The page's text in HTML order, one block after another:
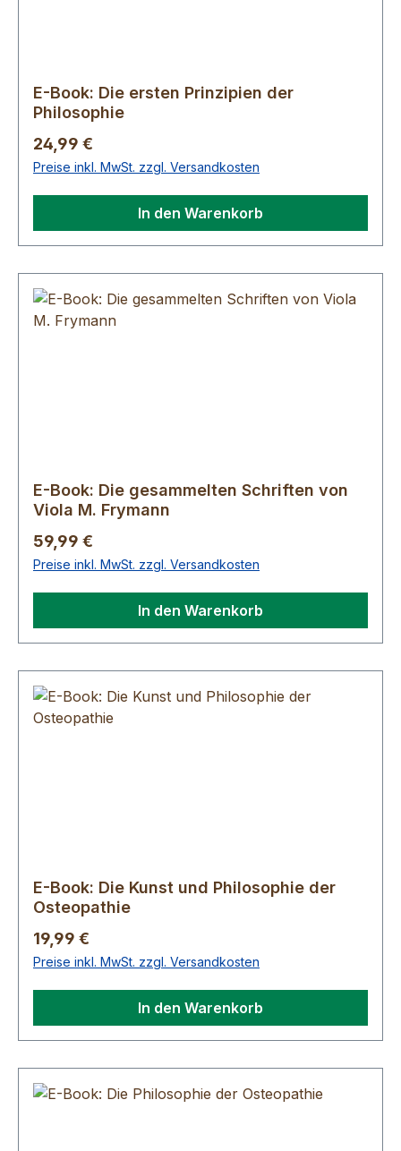
E-Book: Die ersten Prinzipien der
Philosophie
Regulärer Preis:
24,99 €
Preise inkl. MwSt. zzgl. Versandkosten
In den Warenkorb
E-Book: Die gesammelten Schriften von
Viola M. Frymann
Regulärer Preis:
59,99 €
Preise inkl. MwSt. zzgl. Versandkosten
In den Warenkorb
E-Book: Die Kunst und Philosophie der
Osteopathie
Regulärer Preis:
19,99 €
Preise inkl. MwSt. zzgl. Versandkosten
In den Warenkorb